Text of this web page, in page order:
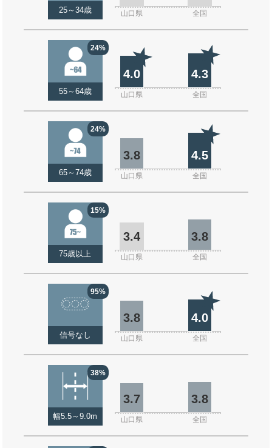
25～34歳 山口県 全国
24%
55～64歳
4.0 4.3
山口県 全国
24%
65～74歳
3.8 4.5
山口県 全国
15%
75歳以上
3.4 3.8
山口県 全国
95%
信号なし
3.8 4.0
山口県 全国
38%
幅5.5～9.0m
3.7 3.8
山口県 全国